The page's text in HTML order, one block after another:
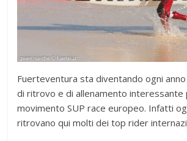
Fuerteventura sta diventando ogni
di ritrovo e di allenamento interessante
movimento SUP race europeo. Infatti
ritrovano qui molti dei top rider